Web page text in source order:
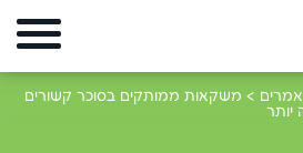
> משקאות ממותקים בסוכר קשורים
יותר